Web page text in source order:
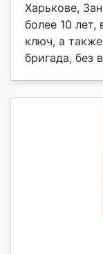
Харькове,
более 10
ключ, а
бригада, без